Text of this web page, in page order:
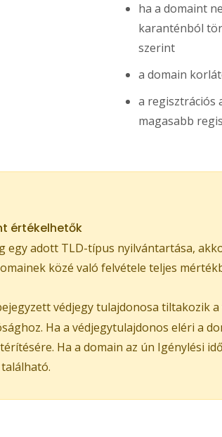
ha a domaint
karanténból
szerint
a domain
a regisztrációs
magasabb
értékelhetők
egy adott TLD-típus nyilvántartása,
közé való felvétele teljes
védjegy tulajdonosa tiltakozik
Ha a védjegytulajdonos eléri a
Ha a domain az ún Igénylési
található.